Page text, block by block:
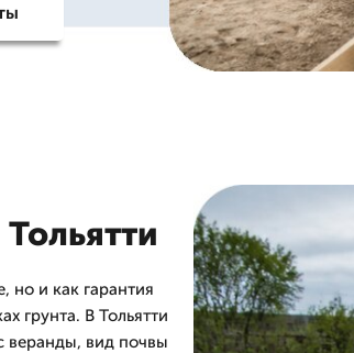
но и как гарантия
грунта. В Тольятти
веранды, вид почвы